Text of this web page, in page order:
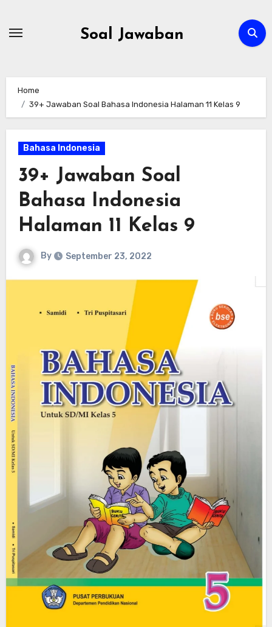
Soal Jawaban
Home
39+ Jawaban Soal Bahasa Indonesia Halaman 11 Kelas 9
Bahasa Indonesia
39+ Jawaban Soal
Bahasa Indonesia
Halaman 11 Kelas 9
By September 23, 2022